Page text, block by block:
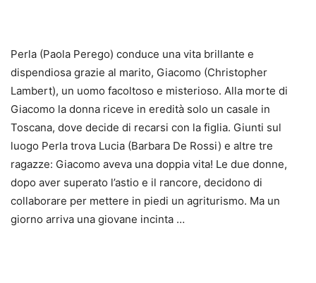
Perla (Paola Perego) conduce una vita brillante e
dispendiosa grazie al marito, Giacomo (Christopher
Lambert), un uomo facoltoso e misterioso. Alla morte di
Giacomo la donna riceve in eredità solo un casale in
Toscana, dove decide di recarsi con la figlia. Giunti sul
luogo Perla trova Lucia (Barbara De Rossi) e altre tre
ragazze: Giacomo aveva una doppia vita! Le due donne,
dopo aver superato l’astio e il rancore, decidono di
collaborare per mettere in piedi un agriturismo. Ma un
giorno arriva una giovane incinta …